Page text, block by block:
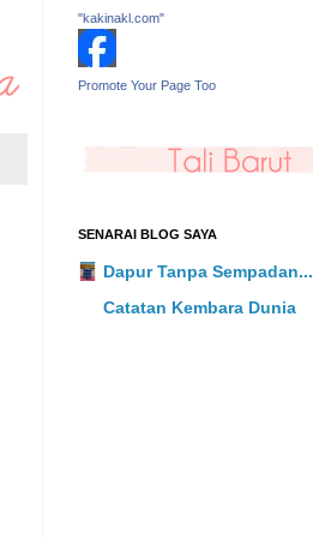
"kakinakl.com"
Promote Your Page Too
SENARAI BLOG SAYA
Dapur Tanpa Sempadan...
Catatan Kembara Dunia